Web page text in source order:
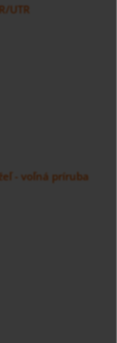
UTR
- voľná príruba